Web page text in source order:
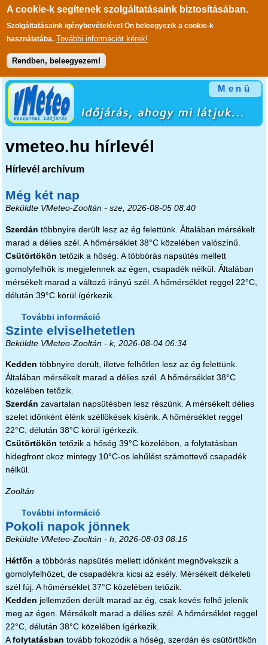
A cookie-k segítenek szolgáltatásaink biztosításában.
Szolgáltatásaink igénybevételével Ön beleegyezik a cookie-k
használatába. További információt kérek!
Rendben, beleegyezem!
Ugrás a tartalomra
Menü
vmeteo.hu hírlevél
Hírlevél archívum
Még két nap
Beküldte VMeteo-Zooltán- sze, 2026-08-05 08:40
Szerdán többnyire derült lesz az ég felettünk. Általában mérsékelt
marad a délies szél. A hőmérséklet 38°C közelében valószínű.
Csütörtökön tetőzik a hőség. A többórás napsütés mellett
gomolyfelhők is megjelennek az égen, csapadék nélkül. Általában
mérsékelt marad a változó irányú szél. A hőmérséklet reggel 22°C,
délután 39°C körül ígérkezik.
További információ
kapcsolatosan
Szinte elviselhetetlen
Beküldte VMeteo-Zooltán- k, 2026-08-04 06:34
Kedden többnyire derült, illetve felhőtlen lesz az ég felettünk.
Általában mérsékelt marad a délies szél. A hőmérséklet 38°C
közelében tetőzik.
Szerdán zavartalan napsütésben lesz részünk. A mérsékelt délies
szelet időnként élénk széllökések kísérik. A hőmérséklet reggel
22°C, délután 38°C körül ígérkezik.
Csütörtökön tetőzik a hőség 39°C közelében, a folytatásban
hidegfront okoz mintegy 10°C-os lehűlést számottevő csapadék
nélkül.
Zooltán
További információ
kapcsolatosan
Pokoli napok jönnek
Beküldte VMeteo-Zooltán- h, 2026-08-03 08:15
Hétfőn a többórás napsütés mellett időnként megnövekszik a
gomolyfelhőzet, de csapadékra kicsi az esély. Mérsékelt délkeleti
szél fúj. A hőmérséklet 37°C közelében tetőzik.
Kedden jellemzően derült marad az ég, csak kevés felhő jelenik
meg az égen. Mérsékelt marad a délies szél. A hőmérséklet reggel
22°C, délután 38°C közelében ígérkezik.
A folytatásban tovább fokozódik a hőség, szerdán és csütörtökön